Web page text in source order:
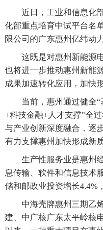
近日，工业和信息化部
化部重点培育中试平台名
限公司的广东惠州亿纬动
这既是对惠州新能源电
也将进一步推动惠州新能
成果加速转化应用，加快
当前，惠州通过健全“
+科技金融+人才支撑”全
与产业创新深度融合，逐
有力支撑惠州加快形成新
生产性服务业是惠州经
息传输、软件和信息技术
储和邮政业投资增长4.4%
中海壳牌惠州三期乙烯
建、中广核广东太平岭